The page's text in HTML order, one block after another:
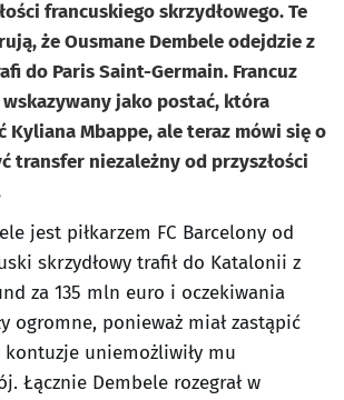
francuskiego skrzydłowego. Te
że Ousmane Dembele odejdzie z
do Paris Saint-Germain. Francuz
jako postać, która
Kyliana Mbappe, ale teraz mówi się o
transfer niezależny od przyszłości
jest piłkarzem FC Barcelony od
skrzydłowy trafił do Katalonii z
za 135 mln euro i oczekiwania
ogromne, ponieważ miał zastąpić
kontuzje uniemożliwiły mu
Łącznie Dembele rozegrał w